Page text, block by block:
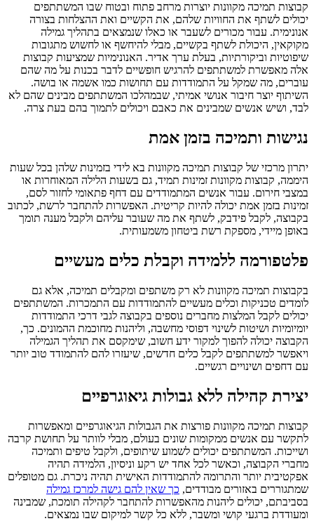
קבוצות תמיכה מקוונות יוצרות מרחב פתוח ובטוח שבו המשתתפים
יכולים לשתף את החוויות שלהם, את הקשיים ואת ההצלחות בצורה
אנונימית. עבור מכורים לשעבר או כאלו שנמצאים בתהליך גמילה
מקוקאין, היכולת לשתף בקשיים, מבלי להיחשף או לחשוש מתגובות
שיפוטיות וביקורתיות, בעלת ערך אדיר. האנונימיות שמציעות קבוצות
אלה מאפשרת למשתתפים להרגיש חופשיים לדבר בכנות על מה שהם
עוברים, מה שמקל על התמודדות עם תחושות כמו אשמה או בושה.
השיתוף יוצר חיבור אנושי אמיתי, שבמהלכו המשתתפים מבינים שהם לא
לבד, ושיש אנשים שמבינים את כאבם ויכולים לתמוך בהם בעת צרה.
נגישות ותמיכה בזמן אמת
יתרון מרכזי של קבוצות תמיכה מקוונות בא לידי בזמינות שלהן בכל שעות
היממה, קבוצות מקוונות זמינות תמיד, גם בשעות הלילה המאוחרות או
במצבי חירום. עבור אנשים המתמודדים עם דחף פתאומי לחזור לסם,
זמינות בזמן אמת יכולה להיות קריטית. האפשרות להתחבר לרשת, לכתוב
בקבוצה, לקבל פידבק, לשתף את מה שעובר עליהם ולקבל מענה תומך
באופן מיידי, מספקת רשת ביטחון משמעותית.
פלטפורמה ללמידה וקבלת כלים מעשיים
בקבוצות תמיכה מקוונות לא רק משתפים ומקבלים תמיכה, אלא גם
לומדים טכניקות וכלים מעשיים להתמודדות עם התמכרות. המשתתפים
יכולים לקבל המלצות מחברים נוספים בקבוצה לגבי דרכי התמודדות
יומיומיות ושיטות לשינוי דפוסי מחשבה, וליהנות מחוכמת ההמונים. כך,
הקבוצה יכולה להפוך למקור ידע חשוב, שימקסם את תהליך הגמילה
ויאפשר למשתתפים לקבל כלים חדשים, שיעזרו להם להתמודד טוב יותר
עם דחפים ושינויים רגשיים.
יצירת קהילה ללא גבולות גיאוגרפיים
קבוצות תמיכה מקוונות פורצות את הגבולות הגיאוגרפיים ומאפשרות
לתקשר עם אנשים ממקומות שונים בעולם, מבלי לוותר על תחושת קרבה
ושייכות. המשתתפים יכולים לשמוע שיתופים, ולקבל טיפים ותמיכה
מחברי הקבוצה, וכאשר לכל אחד יש רקע וניסיון, הלמידה תהיה
אפקטיבית יותר והתרומה להתמודדות האישית תהיה ניכרת. גם מטופלים
שמתגוררים באזורים מבודדים, כך שאין להם גישה למרכז גמילה
בסביבתם, יכולים ליהנות מהאפשרות להתחבר לקהילה תומכת, שמבינה
ומעודדת ברגעי קושי ומשבר, ללא כל קשר למיקום שבו נמצאים.